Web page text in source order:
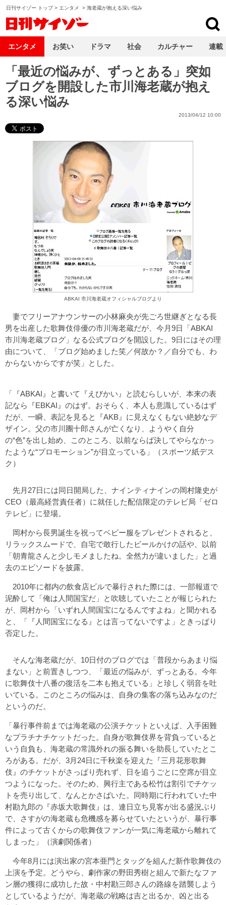
日刊サイゾー トップ> エンタメ > 海老蔵が抱える深い悩み
「最近の悩みが、ずっとある」突如
ブログを開設した市川海老蔵が抱え
る深い悩み
2013/04/12 10:00
ABKAI 市川海老蔵オフィシャルブログより
妻でフリーアナウンサーの小林麻央が先ごろ世継ぎとなる長
男を出産した歌舞伎俳優の市川海老蔵だが、今月9日「ABKAI
市川海老蔵ブログ」なる公式ブログを開設した。9日にはその理
由について、「ブログ始めました笑／何故か？／自分でも、わ
からないからですが笑」とした。
「『ABKAI』と書いて『えびかい』と読むらしいが、本来の表
記なら『EBKAI』のはず。おそらく、本人も意識しているはず
だが、一瞬、表記を見ると『AKB』に見えなくもない絶妙なデ
ザイン。父の市川團十郎さんが亡くなり、ようやく自分
の“色”を出し始め、このところ、以前ならば決してやらなかっ
たような“プロモーション”が目立っている」（スポーツ紙デス
ク）
先月27日には同日開局した、ナインティナインの岡村隆史が
CEO（最高経営責任者）に就任した配信限定のテレビ局「ゼロ
テレビ」に登場。
岡村から長男誕生を祝ってベビー服をプレゼントされると、
リラックスムードで、自宅で敢行したビールかけの話や、以前
「朝青龍さんと少しモメましたね。全然力が違いました」と過
去のエピソードを披露。
2010年に都内の飲食店ビルで暴行された際には、一部報道で
泥酔して「俺は人間国宝だ」と吹聴していたことが報じられた
が、岡村から「いずれ人間国宝になるんですよね」と聞かれる
と、「『人間国宝になる』とは言ってないですよ」ときっぱり
否定した。
そんな海老蔵だが、10日付のブログでは「普段からあまり悩
まない」と前置きしつつ、「最近の悩みが、ずっとある。今年
に歌舞伎十八番の復活を二本も抱えている」と珍しく弱音を吐
いている。このところの悩みは、自身の集客の落ち込みなのだ
というのだ。
「暴行事件前までは海老蔵の公演チケットといえば、入手困難
なプラチナチケットだった。自身が歌舞伎界を背負っていると
いう自負も、海老蔵の常識外れの振る舞いを助長していたとこ
ろがある。だが、3月24日に千秋楽を迎えた『三月花形歌舞
伎』のチケットがさっぱり売れず、日を追うごとに空席が目立
つようになった。そのため、興行主である松竹は割引でチケッ
トを売り出して、なんとかさばいた。同時期に行われていた中
村勘九郎の『赤坂大歌舞伎』は、連日立ち見客が出る盛況ぶり
で、さすがの海老蔵も危機感を募らせていたというが、暴行事
件によって古くからの歌舞伎ファンが一気に海老蔵から離れて
しまった」（演劇関係者）
今年8月には演出家の宮本亜門とタッグを組んだ新作歌舞伎の
上演を予定。どうやら、劇作家の野田秀樹と組んで新たなファ
ン層の獲得に成功した故・中村勘三郎さんの路線を踏襲しよう
としているようだが、海老蔵の戦略は吉と出るか、凶と出る
エンタメ お笑い ドラマ 社会 カルチャー 連載